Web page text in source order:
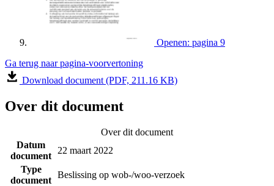
Openen: pagina 9
Ga terug naar pagina-voorvertoning
Download document (PDF, 211.16 KB)
Over dit document
Over dit document
Datum
document
22 maart 2022
Type
document
Beslissing op wob-/woo-verzoek